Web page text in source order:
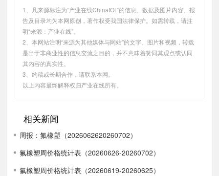
1、凡来源标注为“产业在线ChinaIOL”的信息、数据及图片内容、报
告及目录均为本网原创，著作权受我国法律保护。如需转载，请注
明“来源：产业在线”。
2、本网站注明“来源为其他媒体与网站”的文字、图片和视频，转载
是出于非商业性的信息交流之目的，并不意味着赞同其观点或认同
其内容的真实性。
3、约稿或长期合作，请联系本网。
以上内容最终解释权归产业在线所有。
相关新闻
周报：氟橡塑（2026062620260702）
氟橡塑周价格统计表（20260626-20260702）
氟橡塑周价格统计表（20260619-20260625）